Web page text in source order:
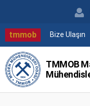
tmmob Bize Ulaşın
TMMOB